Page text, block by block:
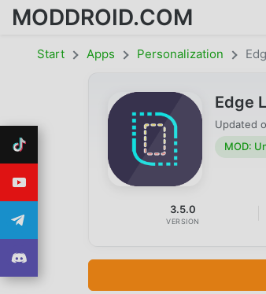
MODDROID.COM
Start Apps Personalization
Edge
Updated
MOD:
3.5.0
VERSION